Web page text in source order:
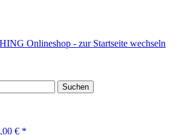
Suchen
€ *